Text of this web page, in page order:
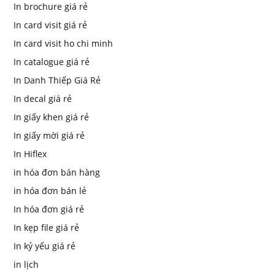
In brochure giá rẻ
In card visit giá rẻ
In card visit ho chi minh
In catalogue giá rẻ
In Danh Thiếp Giá Rẻ
In decal giá rẻ
In giấy khen giá rẻ
In giấy mời giá rẻ
In Hiflex
in hóa đơn bán hàng
in hóa đơn bán lẻ
In hóa đơn giá rẻ
In kẹp file giá rẻ
In kỷ yếu giá rẻ
in lịch